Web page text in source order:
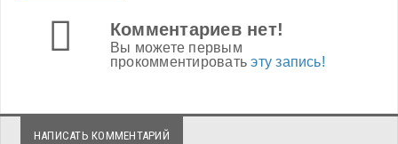
Комментариев нет!
Вы можете первым
прокомментироватьэту запись!
НАПИСАТЬ КОММЕНТАРИЙ